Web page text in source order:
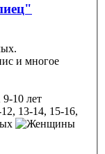
и многое
9-10 лет
13-14, 15-16,